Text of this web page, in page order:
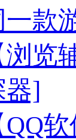
一款
浏览
器]
QQ